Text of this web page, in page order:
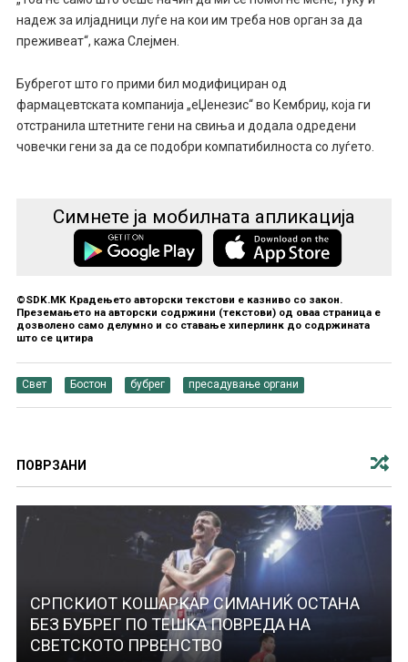
надеж за илјадници луѓе на кои им треба нов орган за да
преживеат“, кажа Слејмен.
Бубрегот што го прими бил модифициран од
фармацевтската компанија „еЏенезис“ во Кембриџ, која ги
отстранила штетните гени на свиња и додала одредени
човечки гени за да се подобри компатибилноста со луѓето.
Симнете ја мобилната апликација
©SDK.MK Крадењето авторски текстови е казниво со закон.
Преземањето на авторски содржини (текстови) од оваа страница е
дозволено само делумно и со ставање хиперлинк до содржината
што се цитира
Свет Бостон бубрег пресадување органи
ПОВРЗАНИ
СРПСКИОТ КОШАРКАР СИМАНИЌ ОСТАНА
БЕЗ БУБРЕГ ПО ТЕШКА ПОВРЕДА НА
СВЕТСКОТО ПРВЕНСТВО